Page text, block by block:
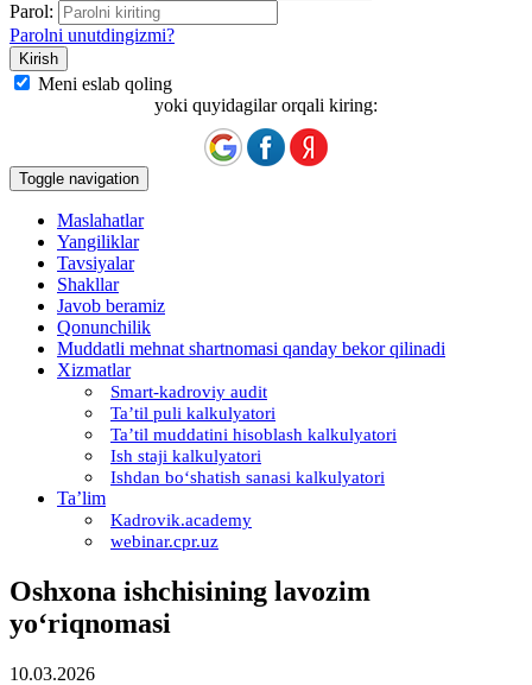
Parol:
Parolni unutdingizmi?
Meni eslab qoling
yoki quyidagilar orqali kiring:
Toggle navigation
Maslahatlar
Yangiliklar
Tavsiyalar
Shakllar
Javob beramiz
Qonunchilik
Muddatli mehnat shartnomasi qanday bekor qilinadi
Xizmatlar
Smart-kadroviy audit
Ta’til puli kalkulyatori
Ta’til muddatini hisoblash kalkulyatori
Ish staji kalkulyatori
Ishdan boʻshatish sanasi kalkulyatori
Ta’lim
Kadrovik.academy
webinar.cpr.uz
Oshхona ishchisining lavozim
yoʻriqnomasi
10.03.2026